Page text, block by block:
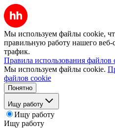
Мы используем файлы cookie,
правильную работу нашего веб-
трафик.
Правила использования файлов
Мы используем файлы cookie.
файлов cookie
Понятно
Ищу работу
Ищу работу
Ищу работу